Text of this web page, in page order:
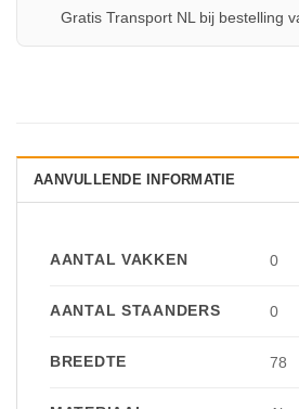
Gratis Transport NL bij bestelling
AANVULLENDE INFORMATIE
AANTAL VAKKEN 0
AANTAL STAANDERS 0
BREEDTE 78